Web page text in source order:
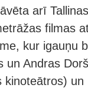
arī
filmas
kur igauņu
un Andras
un